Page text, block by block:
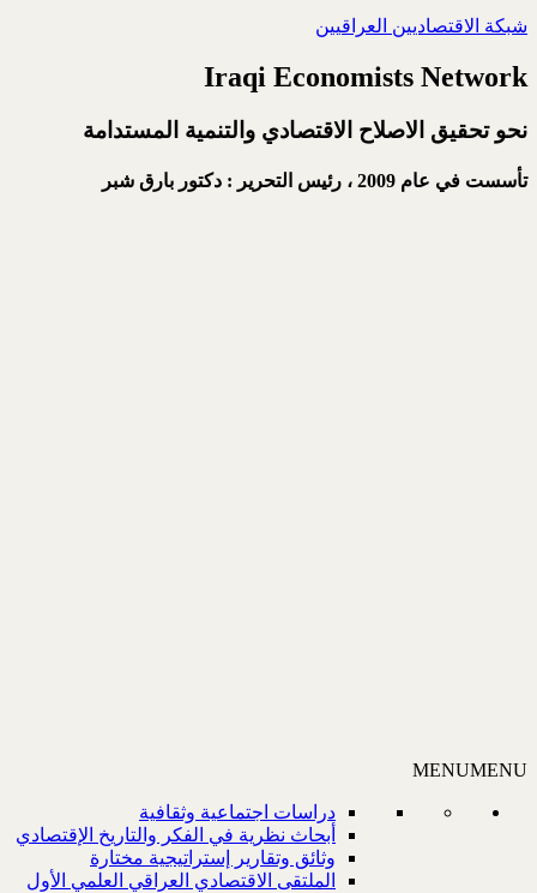
شبكة الاقتصاديين العراقيين
Iraqi Economists Network
نحو تحقيق الاصلاح الاقتصادي والتنمية المستدامة
تأسست في عام 2009 ، رئيس التحرير : دكتور بارق شبر
MENUMENU
دراسات اجتماعية وثقافية
أبحاث نظرية في الفكر والتاريخ الإقتصادي
وثائق وتقارير إستراتيجية مختارة
الملتقى الاقتصادي العراقي العلمي الأول